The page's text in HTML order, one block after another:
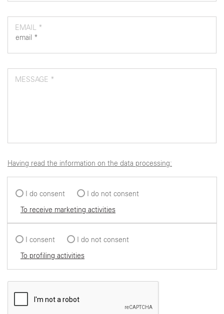
EMAIL *
MESSAGE *
Having read the information on the data processing:
I do consent
I do not consent
To receive marketing activities
I consent
I do not consent
To profiling activities